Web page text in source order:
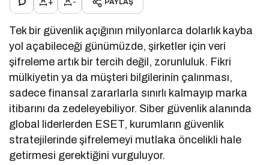
PAYLAŞ
Tek bir güvenlik açığının milyonlarca dolarlık kayba
yol açabileceği günümüzde, şirketler için veri
şifreleme artık bir tercih değil, zorunluluk. Fikri
mülkiyetin ya da müşteri bilgilerinin çalınması,
sadece finansal zararlarla sınırlı kalmayıp marka
itibarını da zedeleyebiliyor. Siber güvenlik alanında
global liderlerden ESET, kurumların güvenlik
stratejilerinde şifrelemeyi mutlaka öncelikli hale
getirmesi gerektiğini vurguluyor.